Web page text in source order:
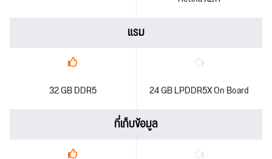
แรม
32 GB DDR5 24 GB LPDDR5X On Board
ที่เก็บข้อมูล